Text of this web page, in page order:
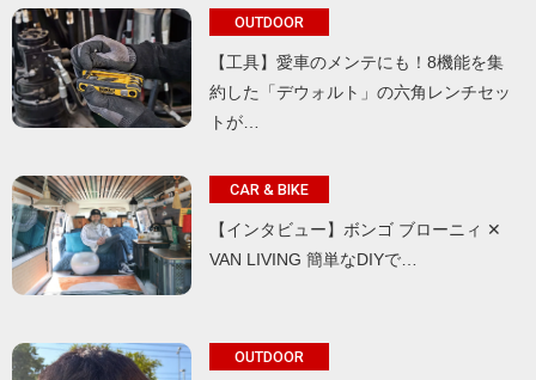
OUTDOOR
【工具】愛車のメンテにも！8機能を集
約した「デウォルト」の六角レンチセッ
トが…
CAR & BIKE
【インタビュー】ボンゴ ブローニィ ✕
VAN LIVING 簡単なDIYで…
OUTDOOR